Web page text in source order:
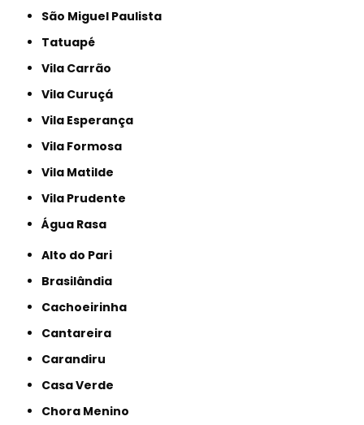
São Miguel Paulista
Tatuapé
Vila Carrão
Vila Curuçá
Vila Esperança
Vila Formosa
Vila Matilde
Vila Prudente
Água Rasa
Alto do Pari
Brasilândia
Cachoeirinha
Cantareira
Carandiru
Casa Verde
Chora Menino